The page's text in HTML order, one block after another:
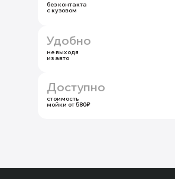
без контакта
с кузовом
Удобно
не выходя
из авто
Доступно
стоимость
мойки от 580₽